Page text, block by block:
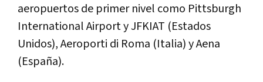
aeropuertos de primer nivel como Pittsburgh
International Airport y JFKIAT (Estados
Unidos), Aeroporti di Roma (Italia) y Aena
(España).